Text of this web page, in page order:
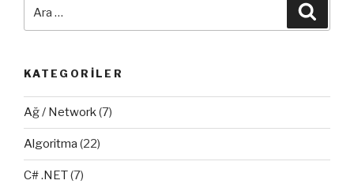
KATEGORILER
Ağ / Network(7)
Algoritma (22)
C# .NET(7)